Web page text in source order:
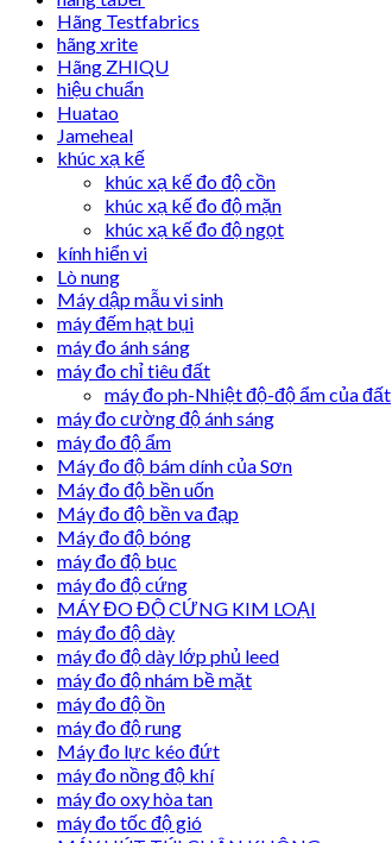
Hãng Testfabrics
hãng xrite
Hãng ZHIQU
hiệu chuẩn
Huatao
Jameheal
khúc xạ kế
khúc xạ kế đo độ cồn
khúc xạ kế đo độ mặn
khúc xạ kế đo độ ngọt
kính hiển vi
Lò nung
Máy dập mẫu vi sinh
máy đếm hạt bụi
máy đo ánh sáng
máy đo chỉ tiêu đất
máy đo ph-Nhiệt độ-độ ẩm của đất
máy đo cường độ ánh sáng
máy đo độ ẩm
Máy đo độ bám dính của Sơn
Máy đo độ bền uốn
Máy đo độ bền va đạp
Máy đo độ bóng
máy đo độ bục
máy đo độ cứng
MÁY ĐO ĐỘ CỨNG KIM LOẠI
máy đo độ dày
máy đo độ dày lớp phủ leed
máy đo độ nhám bề mặt
máy đo độ ồn
máy đo độ rung
Máy đo lực kéo đứt
máy đo nồng độ khí
máy đo oxy hòa tan
máy đo tốc độ gió